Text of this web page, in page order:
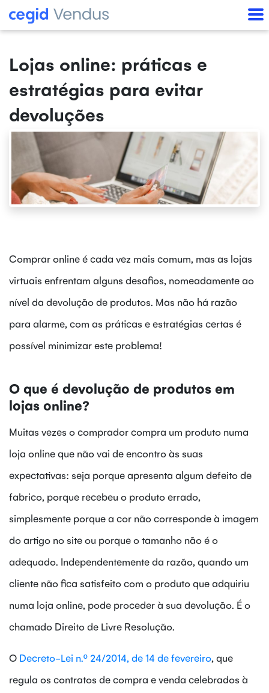
Lojas online: práticas e
estratégias para evitar
devoluções
Comprar online é cada vez mais comum, mas as lojas
virtuais enfrentam alguns desafios, nomeadamente ao
nível da devolução de produtos. Mas não há razão
para alarme, com as práticas e estratégias certas é
possível minimizar este problema!
O que é devolução de produtos em
lojas online?
Muitas vezes o comprador compra um produto numa
loja online que não vai de encontro às suas
expectativas: seja porque apresenta algum defeito de
fabrico, porque recebeu o produto errado,
simplesmente porque a cor não corresponde à imagem
do artigo no site ou porque o tamanho não é o
adequado. Independentemente da razão, quando um
cliente não fica satisfeito com o produto que adquiriu
numa loja online, pode proceder à sua devolução. É o
chamado Direito de Livre Resolução.
O Decreto-Lei n.º 24/2014, de 14 de fevereiro, que
regula os contratos de compra e venda celebrados à